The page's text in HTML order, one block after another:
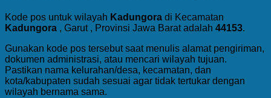
Kode pos untuk wilayah Kadungora di Kecamatan
Kadungora , Garut , Provinsi Jawa Barat adalah 44153.
Gunakan kode pos tersebut saat menulis alamat pengiriman,
dokumen administrasi, atau mencari wilayah tujuan.
Pastikan nama kelurahan/desa, kecamatan, dan
kota/kabupaten sudah sesuai agar tidak tertukar dengan
wilayah bernama sama.